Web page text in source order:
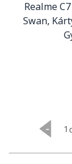
Realme
Swan,
-